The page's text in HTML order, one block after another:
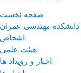
صفحه نخست
مهندسی عمران
اشخاص
هیئت علمی
اخبار و رویداد ها